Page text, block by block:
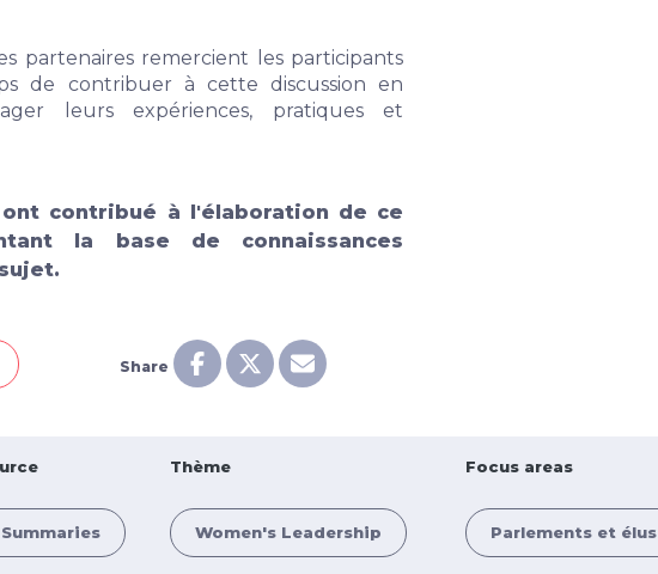
partenaires remercient les participants
de contribuer à cette discussion en
leurs expériences, pratiques et
ont contribué à l'élaboration de ce
la base de connaissances
Share
Thème
Women's Leadership
Focus areas
Parlements et élus